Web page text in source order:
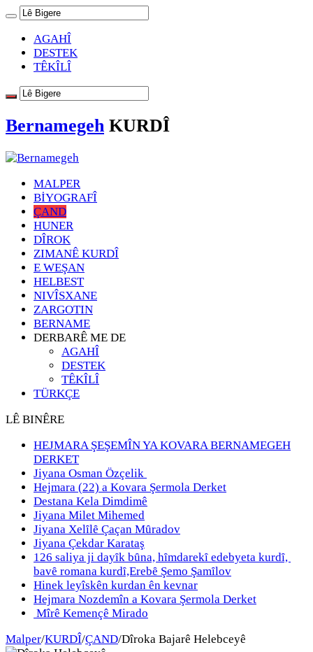
AGAHÎ
DESTEK
TÊKÎLÎ
Bernamegeh KURDÎ
MALPER
BİYOGRAFÎ
ÇAND
HUNER
DÎROK
ZIMANÊ KURDÎ
E WEŞAN
HELBEST
NIVÎSXANE
ZARGOTIN
BERNAME
DERBARÊ ME DE
AGAHÎ
DESTEK
TÊKÎLÎ
TÜRKÇE
LÊ BINÊRE
HEJMARA ŞEŞEMÎN YA KOVARA BERNAMEGEH
DERKET
Jiyana Osman Özçelik
Hejmara (22) a Kovara Şermola Derket
Destana Kela Dimdimê
Jiyana Milet Mihemed
Jiyana Xelȋlȇ Çaçan Mȗradov
Jiyana Çekdar Karataş
126 saliya ji dayȋk bȗna, hȋmdarekȋ edebyeta kurdȋ,
bavȇ romana kurdȋ,Erebȇ Şemo Şamȋlov
Hinek leyîskên kurdan ên kevnar
Hejmara Nozdemîn a Kovara Şermola Derket
Mîrê Kemençê Mirado
Malper/KURDÎ/ÇAND/Dîroka Bajarê Helebceyê